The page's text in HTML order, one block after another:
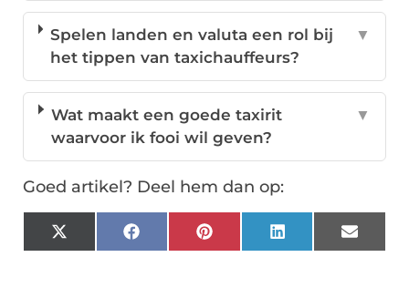
Spelen landen en valuta een rol bij
het tippen van taxichauffeurs?
▼
Wat maakt een goede taxirit
waarvoor ik fooi wil geven?
▼
Goed artikel? Deel hem dan op:
X
(Twitter)
FacebookPinterestLinkedInEmail